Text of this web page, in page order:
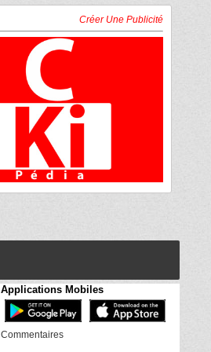
Créer Une Publicité
Applications Mobiles
Commentaires